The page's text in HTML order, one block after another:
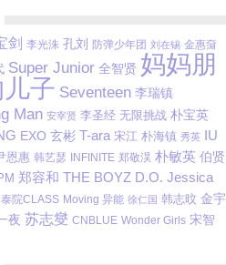
剑 李光洙 孔刘 防弹少年团 刘在锡 金惠奫
Super Junior 全智贤 妈妈朋
子 Seventeen 李瑞镇
Man 安宰贤 李圣经 无限挑战 朴宝英
EXO 玄彬 T-ara 宋江 朴海镇 秀英 IU
恩惠 韩艺瑟 INFINITE 郑敬淏 朴敏英 伯贤
郑容和 THE BOYZ D.O. Jessica
院CLASS Moving 异能 徐仁国 韩志旼 金宇
夜 苏志燮 CNBLUE Wonder Girls 宋智